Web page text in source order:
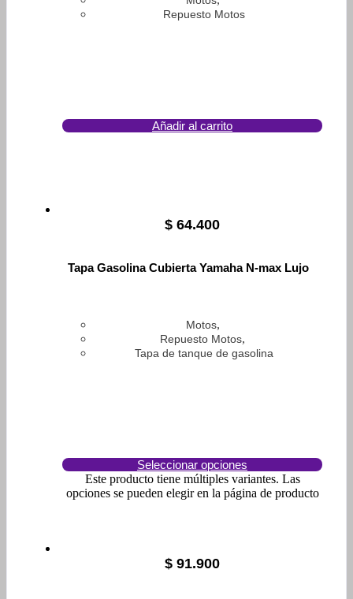
Repuesto Motos
Añadir al carrito
$ 64.400
Tapa Gasolina Cubierta Yamaha N-max Lujo
Motos,
Repuesto Motos,
Tapa de tanque de gasolina
Seleccionar opciones
Este producto tiene múltiples variantes. Las
opciones se pueden elegir en la página de producto
$ 91.900